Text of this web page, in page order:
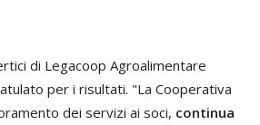
di Legacoop Agroalimentare
per i risultati. "La Cooperativa
dei servizi ai soci, continua